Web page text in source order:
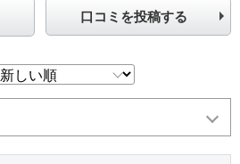
口コミを投稿する